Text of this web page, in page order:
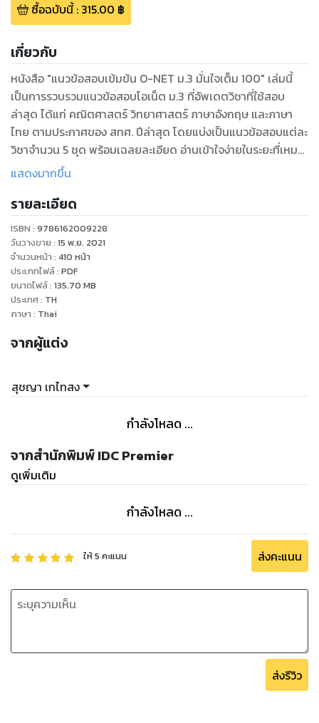
ซื้อฉบับนี้: 315.00 ฿
เกี่ยวกับ
หนังสือ "แนวข้อสอบเข้มข้น O-NET ม.3 มั่นใจเต็ม 100" เล่มนี้
เป็นการรวบรวมแนวข้อสอบโอเน็ต ม.3 ที่อัพเดตวิชาที่ใช้สอบ
ล่าสุด ได้แก่ คณิตศาสตร์ วิทยาศาสตร์ ภาษาอังกฤษ และภาษา
ไทย ตามประกาศของ สทศ. ปีล่าสุด โดยแบ่งเป็นแนวข้อสอบแต่ละ
วิชาจำนวน 5 ชุด พร้อมเฉลยละเอียด อ่านเข้าใจง่ายในระยะที่เหมาะ
สำหรับนักเรียนชั้น ม.3 เพื่อเพิ่มผลคะแนนโอเน็ตที่สูงกว่า เหมาะ
ของโรงเรียนชั้นนำทั่วประเทศ และสำหรับคุณครูเพื่อยกระดับผล
คะแนนโอเน็ตของโรงเรียน
แสดงมากขึ้น
รายละเอียด
ISBN : 9786162009228
วันวางขาย : 15 พ.ย. 2021
จำนวนหน้า : 410 หน้า
ประเภทไฟล์: PDF
ขนาดไฟล์: 135.70 MB
ประเทศ: TH
ภาษา : Thai
จากผู้แต่ง
สุชญา เกไทสง
กำลังโหลด ...
จากสำนักพิมพ์ IDC Premier
ดูเพิ่มเติม
กำลังโหลด ...
ให้5 คะแนน ส่งคะแนน
ส่งรีวิว